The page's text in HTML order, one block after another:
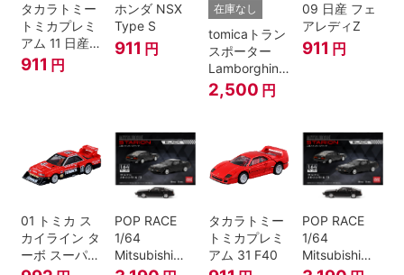
タカラトミー
トミカプレミ
アム 11 日産
スカイライン
GT-R V-
911 円
ホンダ NSX
Type S
911 円
在庫なし
tomicaトラン
スポーター
Lamborghini
Countach
25th
2,500 円
09 日産 フェ
アレディZ
911 円
01 トミカ ス
カイライン タ
ーボ スーパー
シルエット
POP RACE
1/64
Mitsubishi
Starion Black
タカラトミー
トミカプレミ
アム 31 F40
POP RACE
1/64
Mitsubishi
Starion Black